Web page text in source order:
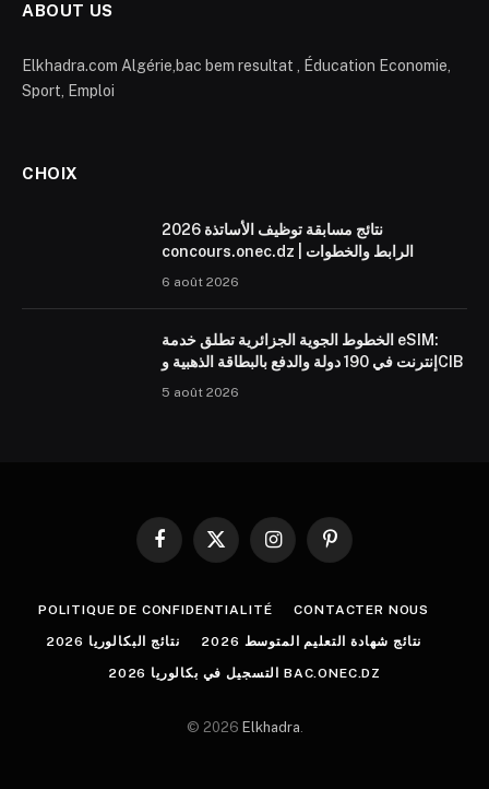
ABOUT US
Elkhadra.com Algérie,bac bem resultat , Éducation Economie,
Sport, Emploi
CHOIX
نتائج مسابقة توظيف الأساتذة 2026
concours.onec.dz | الرابط والخطوات
6 août 2026
الخطوط الجوية الجزائرية تطلق خدمة eSIM:
إنترنت في 190 دولة والدفع بالبطاقة الذهبية وCIB
5 août 2026
Facebook
X
InstagramPinterest
POLITIQUE DE CONFIDENTIALITÉ CONTACTER NOUS
نتائج البكالوريا 2026 نتائج شهادة التعليم المتوسط 2026
التسجيل في بكالوريا 2026 BAC.ONEC.DZ
© 2026 Elkhadra.